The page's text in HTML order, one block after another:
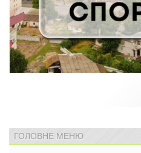
ГОЛОВНЕ МЕНЮ